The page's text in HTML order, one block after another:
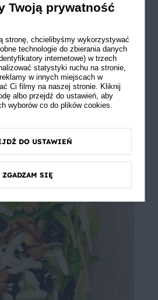
i orzeszkami
Twoją prywatność
stronę, chcielibyśmy wykorzystywać
technologie do zbierania danych
internetowe) w trzech
statystyki ruchu na stronie,
w innych miejscach w
Ci filmy na naszej stronie. Kliknij
albo przejdź do ustawień, aby
wyborów co do plików cookies.
DO USTAWIEŃ
ZGADZAM SIĘ